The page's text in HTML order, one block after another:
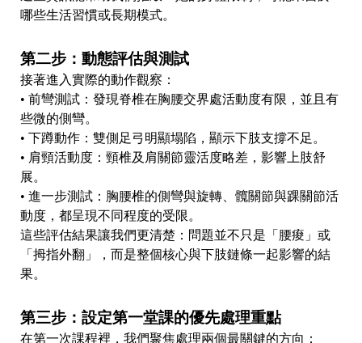
哪些生活習慣或長期模式。
第二步：動態評估與測試
接著進入實際的動作觀察：
• 前彎測試：發現脊椎在胸腰交界處活動度有限，並且有
些微的側彎。
• 下蹲動作：雙側足弓明顯塌陷，顯示下肢支撐不足。
• 肩頸活動度：頸椎及肩關節靈活度略差，影響上肢舒
展。
• 進一步測試：胸腰椎的側彎與旋轉、髖關節與踝關節活
動度，都呈現不同程度的受限。
這些評估結果讓我們更清楚：問題並不只是「腰痠」或
「拇指外翻」，而是整個核心與下肢鏈條一起影響的結
果。
第三步：設定第一堂課的優先處理重點
在第一次課程裡，我們聚焦處理兩個最關鍵的方向：